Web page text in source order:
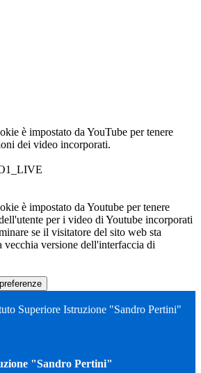
è impostato da YouTube per tenere
dei video incorporati.
è impostato da Youtube per tenere
per i video di Youtube incorporati
se il visitatore del sito web sta
versione dell'interfaccia di
Superiore Istruzione "Sandro Pertini"
"Sandro Pertini"